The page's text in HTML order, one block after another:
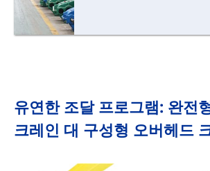
유연한 조달 프로그램: 완전
크레인 대 구성형 오버헤드